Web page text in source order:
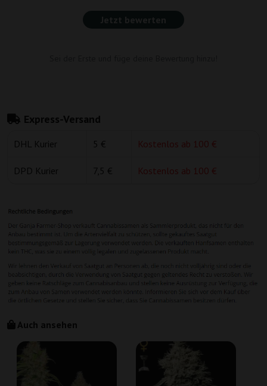
Jetzt bewerten
Express-Versand
DHL Kurier 5 € Kostenlos ab 100 €
DPD Kurier 7,5 € Kostenlos ab 100 €
Auch ansehen